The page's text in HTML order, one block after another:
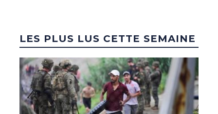
LES PLUS LUS CETTE SEMAINE